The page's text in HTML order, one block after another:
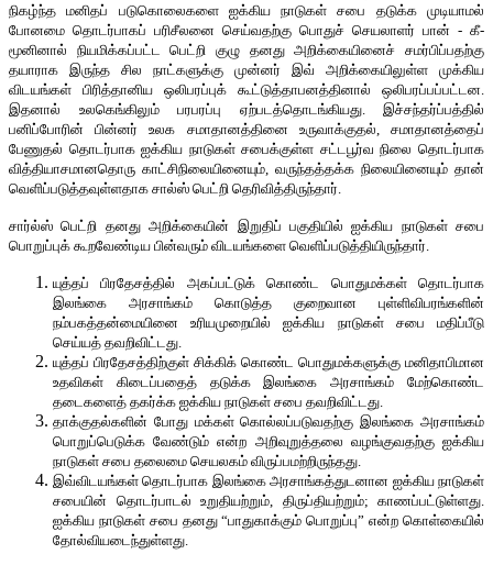
நிகழ்ந்த மனிதப் படுகொலைகளை ஐக்கிய நாடுகள் சபை தடுக்க முடியாமல்
போனமை தொடர்பாகப் பரிசீலனை செய்வதற்கு பொதுச் செயலாளர் பான் - கீ-
மூனினால் நியமிக்கப்பட்ட பெட்றி குழு தனது அறிக்கையினைச் சமர்பிப்பதற்கு
தயாராக இருந்த சில நாட்களுக்கு முன்னர் இவ் அறிக்கையிலுள்ள முக்கிய
விடயங்கள் பிரித்தானிய ஒலிபரப்புக் கூட்டுத்தாபனத்தினால் ஒலிபரப்பப்பட்டன.
இதனால் உலகெங்கிலும் பரபரப்பு ஏற்படத்தொடங்கியது. இச்சந்தர்ப்பத்தில்
பனிப்போரின் பின்னர் உலக சமாதானத்தினை உருவாக்குதல், சமாதானத்தைப்
பேணுதல் தொடர்பாக ஐக்கிய நாடுகள் சபைக்குள்ள சட்டபூர்வ நிலை தொடர்பாக
வித்தியாசமானதொரு காட்சிநிலையினையும், வருந்தத்தக்க நிலையினையும் தான்
வெளிப்படுத்தவுள்ளதாக சால்ஸ் பெட்றி தெரிவித்திருந்தார்.
சார்ல்ஸ் பெட்றி தனது அறிக்கையின் இறுதிப் பகுதியில் ஐக்கிய நாடுகள் சபை
பொறுப்புக் கூறவேண்டிய பின்வரும் விடயங்களை வெளிப்படுத்தியிருந்தார்.
யுத்தப் பிரதேசத்தில் அகப்பட்டுக் கொண்ட பொதுமக்கள் தொடர்பாக
இலங்கை அரசாங்கம் கொடுத்த குறைவான புள்ளிவிபரங்களின்
நம்பகத்தன்மையினை உரியமுறையில் ஐக்கிய நாடுகள் சபை மதிப்பீடு
செய்யத் தவறிவிட்டது.
யுத்தப் பிரதேசத்திற்குள் சிக்கிக் கொண்ட பொதுமக்களுக்கு மனிதாபிமான
உதவிகள் கிடைப்பதைத் தடுக்க இலங்கை அரசாங்கம் மேற்கொண்ட
தடைகளைத் தகர்க்க ஐக்கிய நாடுகள் சபை தவறிவிட்டது.
தாக்குதல்களின் போது மக்கள் கொல்லப்படுவதற்கு இலங்கை அரசாங்கம்
பொறுப்பெடுக்க வேண்டும் என்ற அறிவுறுத்தலை வழங்குவதற்கு ஐக்கிய
நாடுகள் சபை தலைமை செயலகம் விருப்பமற்றிருந்தது.
இவ்விடயங்கள் தொடர்பாக இலங்கை அரசாங்கத்துடனான ஐக்கிய நாடுகள்
சபையின் தொடர்பாடல் உறுதியற்றும், திருப்தியற்றும்; காணப்பட்டுள்ளது.
ஐக்கிய நாடுகள் சபை தனது “பாதுகாக்கும் பொறுப்பு” என்ற கொள்கையில்
தோல்வியடைந்துள்ளது.